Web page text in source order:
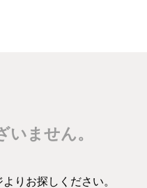
いません。
りお探しください。